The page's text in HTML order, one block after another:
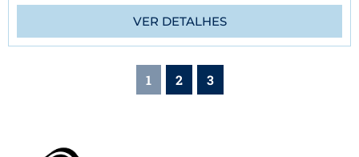
VER DETALHES
1 2 3